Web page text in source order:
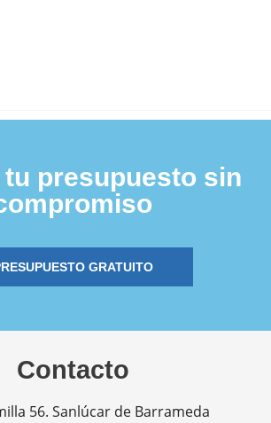
presupuesto sin
GRATUITO
Contacto
56. Sanlúcar de Barrameda